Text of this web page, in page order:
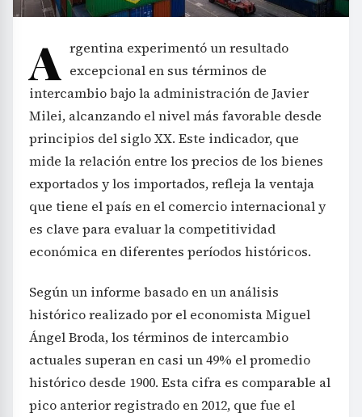
A rgentina experimentó un resultado
excepcional en sus términos de
intercambio bajo la administración de Javier
Milei, alcanzando el nivel más favorable desde
principios del siglo XX. Este indicador, que
mide la relación entre los precios de los bienes
exportados y los importados, refleja la ventaja
que tiene el país en el comercio internacional y
es clave para evaluar la competitividad
económica en diferentes períodos históricos.
Según un informe basado en un análisis
histórico realizado por el economista Miguel
Ángel Broda, los términos de intercambio
actuales superan en casi un 49% el promedio
histórico desde 1900. Esta cifra es comparable al
pico anterior registrado en 2012, que fue el